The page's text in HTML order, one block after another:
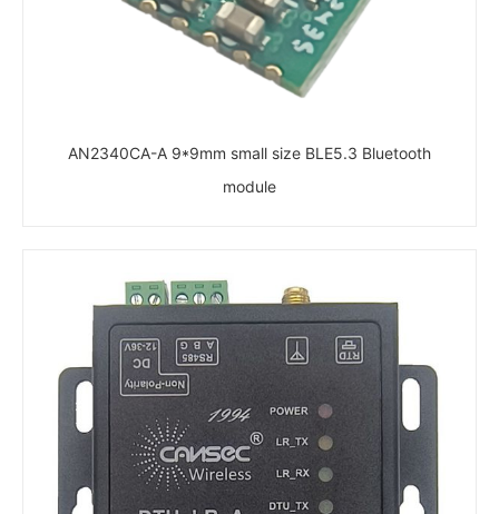
AN2340CA-A 9*9mm small size BLE5.3 Bluetooth
module